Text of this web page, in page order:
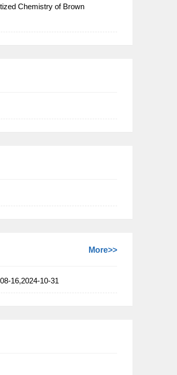
Chemistry of Brown
More>>
16,2024-10-31